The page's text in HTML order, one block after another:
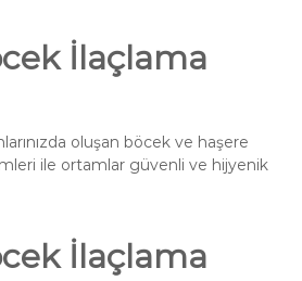
İlaçlama
oluşan böcek ve haşere
ile ortamlar güvenli ve hijyenik
İlaçlama